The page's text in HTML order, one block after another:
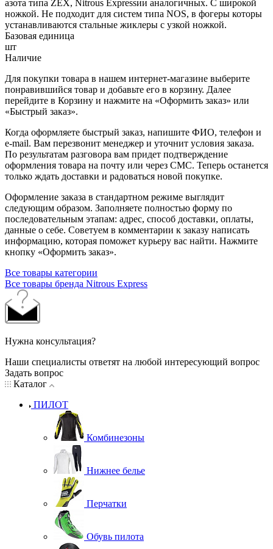
азота типа ZEX, Nitrous Expressии аналогичных. С широкой
ножкой. Не подходит для систем типа NOS, в фогеры которы
устанавливаются стальные жиклеры с узкой ножкой.
Базовая единица
шт
Наличие
Для покупки товара в нашем интернет-магазине выберите
понравившийся товар и добавьте его в корзину. Далее
перейдите в Корзину и нажмите на «Оформить заказ» или
«Быстрый заказ».
Когда оформляете быстрый заказ, напишите ФИО, телефон и
e-mail. Вам перезвонит менеджер и уточнит условия заказа.
По результатам разговора вам придет подтверждение
оформления товара на почту или через СМС. Теперь останется
только ждать доставки и радоваться новой покупке.
Оформление заказа в стандартном режиме выглядит
следующим образом. Заполняете полностью форму по
последовательным этапам: адрес, способ доставки, оплаты,
данные о себе. Советуем в комментарии к заказу написать
информацию, которая поможет курьеру вас найти. Нажмите
кнопку «Оформить заказ».
Все товары категории
Все товары бренда Nitrous Express
Нужна консультация?
Наши специалисты ответят на любой интересующий вопрос
Задать вопрос
Каталог
ПИЛОТ
Комбинезоны
Нижнее белье
Перчатки
Обувь пилота